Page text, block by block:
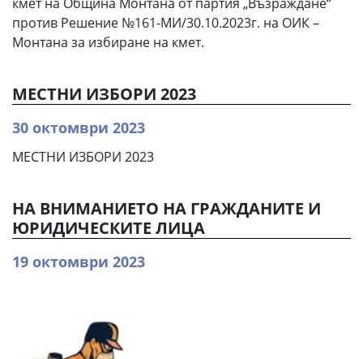
против Решение №161-МИ/30.10.2023г. на ОИК –
Монтана за избиране на кмет.
МЕСТНИ ИЗБОРИ 2023
30 октомври 2023
МЕСТНИ ИЗБОРИ 2023
НА ВНИМАНИЕТО НА ГРАЖДАНИТЕ И
ЮРИДИЧЕСКИТЕ ЛИЦА
19 октомври 2023